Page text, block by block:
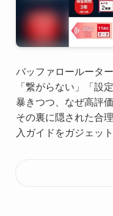
バッファロールータ
「繋がらない」「設
暴きつつ、なぜ高評
その裏に隠された合
入ガイドをガジェッ